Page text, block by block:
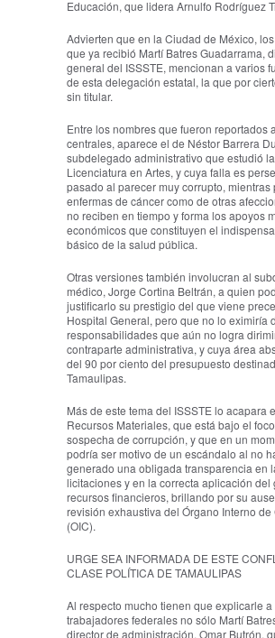
Educación, que lidera Arnulfo Rodríguez
Advierten que en la Ciudad de México,
que ya recibió Martí Batres Guadarrama,
general del ISSSTE, mencionan a varios
de esta delegación estatal, la que por
sin titular.
Entre los nombres que fueron reportados
centrales, aparece el de Néstor Barrera
subdelegado administrativo que estudió la
Licenciatura en Artes, y cuya falla es
pasado al parecer muy corrupto, mientras
enfermas de cáncer como de otras
no reciben en tiempo y forma los apoyos
económicos que constituyen el
básico de la salud pública.
Otras versiones también involucran al
médico, Jorge Cortina Beltrán, a quien
justificarlo su prestigio del que viene
Hospital General, pero que no lo eximiría
responsabilidades que aún no logra
contraparte administrativa, y cuya área
del 90 por ciento del presupuesto
Tamaulipas.
Más de este tema del ISSSTE lo acapara
Recursos Materiales, que está bajo el
sospecha de corrupción, y que en un
podría ser motivo de un escándalo al no
generado una obligada transparencia en
licitaciones y en la correcta aplicación del
recursos financieros, brillando por su
revisión exhaustiva del Órgano Interno de
(OIC).
URGE SEA INFORMADA DE ESTE
CLASE POLÍTICA DE TAMAULIPAS
Al respecto mucho tienen que explicarle a
trabajadores federales no sólo Martí
director de administración, Omar Butrón,